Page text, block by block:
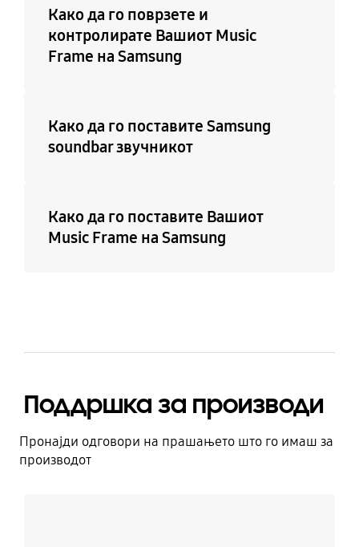
Како да го поврзете и
контролирате Вашиот Music
Frame на Samsung
Како да го поставите Samsung
soundbar звучникот
Како да го поставите Вашиот
Music Frame на Samsung
Поддршка за производи
Пронајди одговори на прашањето што го имаш за
производот